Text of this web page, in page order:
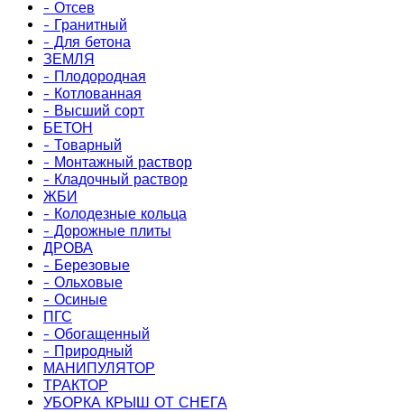
- Отсев
- Гранитный
- Для бетона
ЗЕМЛЯ
- Плодородная
- Котлованная
- Высший сорт
БЕТОН
- Товарный
- Монтажный раствор
- Кладочный раствор
ЖБИ
- Колодезные кольца
- Дорожные плиты
ДРОВА
- Березовые
- Ольховые
- Осиные
ПГС
- Обогащенный
- Природный
МАНИПУЛЯТОР
ТРАКТОР
УБОРКА КРЫШ ОТ СНЕГА